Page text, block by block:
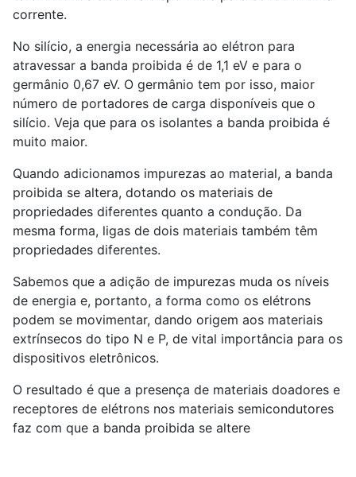
corrente.
No silício, a energia necessária ao elétron para
atravessar a banda proibida é de 1,1 eV e para o
germânio 0,67 eV. O germânio tem por isso, maior
número de portadores de carga disponíveis que o
silício. Veja que para os isolantes a banda proibida é
muito maior.
Quando adicionamos impurezas ao material, a banda
proibida se altera, dotando os materiais de
propriedades diferentes quanto a condução. Da
mesma forma, ligas de dois materiais também têm
propriedades diferentes.
Sabemos que a adição de impurezas muda os níveis
de energia e, portanto, a forma como os elétrons
podem se movimentar, dando origem aos materiais
extrínsecos do tipo N e P, de vital importância para os
dispositivos eletrônicos.
O resultado é que a presença de materiais doadores e
receptores de elétrons nos materiais semicondutores
faz com que a banda proibida se altere